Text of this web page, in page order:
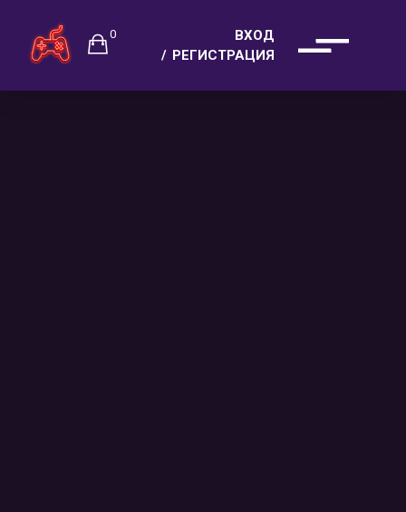
0
ВХОД
РЕГИСТРАЦИЯ